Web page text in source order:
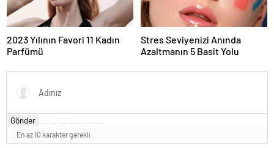
2023 Yılının Favori 11 Kadın
Parfümü
Stres Seviyenizi Anında
Azaltmanın 5 Basit Yolu
Gönder
En az 10 karakter gerekli